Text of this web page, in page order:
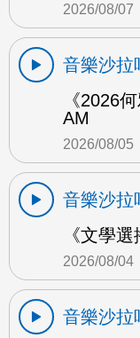
2026/08/07
音樂沙拉
《2026
AM
2026/08/05
音樂沙拉
《文學
2026/08/04
音樂沙拉